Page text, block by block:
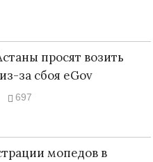
просят возить
за сбоя eGov
697
мопедов в